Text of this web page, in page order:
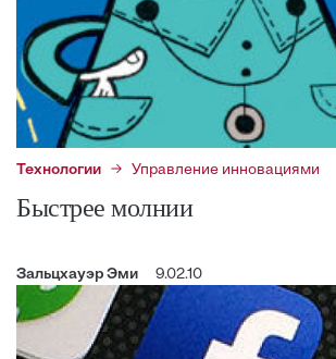
Технологии Управление инновациями
Быстрее молнии
Зальцхауэр Эми 9.02.10